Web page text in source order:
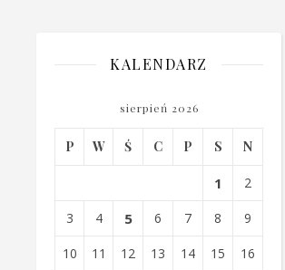
KALENDARZ
sierpień 2026
P W Ś C P S N
1 2
3 4 5 6 7 8 9
10 11 12 13 14 15 16